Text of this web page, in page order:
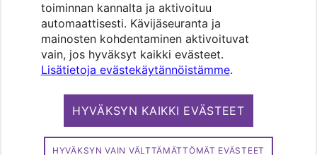
toiminnan kannalta ja aktivoituu
automaattisesti. Kävijäseuranta ja
mainosten kohdentaminen aktivoituvat
vain, jos hyväksyt kaikki evästeet.
Lisätietoja evästekäytännöistämme.
HYVÄKSYN KAIKKI EVÄSTEET
HYVÄKSYN VAIN VÄLTTÄMÄTTÖMÄT EVÄSTEET
Pääkaupunkiseudun evankelis-
luterilaisten seurakuntien media.
Copyright 2026. Kirkko ja kaupunki. All
rights reserved.